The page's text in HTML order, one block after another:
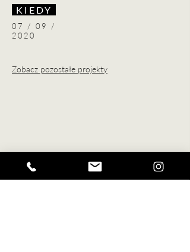
KIEDY
07 / 09 /
2020
Zobacz pozostałe projekty